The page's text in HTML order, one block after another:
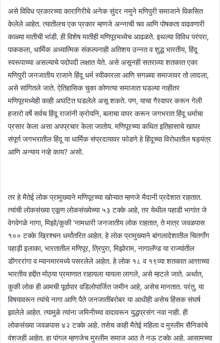
असे विविध प्रकारच्या कारागिरीचे अनेक सुंदर नमुने मणिपुरी समाजाने विकसित
केलेले आहेत. त्यातीलच एक प्रकार म्हणजे अन्नाची चव आणि पोषकता वाढवणारी
काळ्या मातीची भांडी. ही विशेष मातीही मणिपूरमध्येच आढळते. इथल्या विविध परंपरा,
पाककला, धार्मिक अध्यात्मिक संकल्पनाही अतिशय उन्नत व शुद्ध भारतीय, हिंदू
स्वरूपाच्या असल्याचे पदोपदी लक्षात येते. असे असूनही सतराव्या शतकात एका
मणिपुरी जनजातीय राजाने हिंदू धर्म स्वीकारला आणि सगळ्या समाजावर तो लादला,
असे सांगितले जाते. ऐतिहासिक चुका कोणत्या समाजात घडल्या नाहीतर
मणिपूरमध्येही काही अघटित घडलेले असू शकते. पण, याचा गैरवापर करून गेली
हजारो वर्षे सर्वच हिंदू राजांनी क्रोयनि, बलाचा वापर करून जगभरात हिंदू धर्माचा
प्रसार केला असा अपप्रचार केला जातोय. मणिपूरच्या कथित इतिहासाचे खापर
संपूर्ण जगभरातील हिंदू या धार्मिक संप्रदायावर फोडणे हे हिंदूच्या विरोधातील षड्यंत्र
आणि अन्याय नव्हे काय? असो.
तर हे मैतेई लोक प्रामुख्याने मणिपूरच्या खोऱ्यात म्हणजे मैदानी प्रदेशात राहतात.
त्यांची लोकसंख्या एकूण लोकसंख्येच्या ५३ टक्के आहे, तर येथील पहाडी भागांत जे
वेगवेगळे नागा, मिझो/कुकी ‘नामधारी जनजातीय लोक राहतात, ते मात्र जवळपास
१०० टक्के ख्रिश्चन धर्मांतरित आहेत. हे लोक प्रामुख्याने बांगलादेशातील चितगाँग
पहाड़ी इलाका, भारतातील मणिपूर, त्रिपुरा, मिझोराम, नागालॅण्ड या राज्यांतील
डोंगररांगा व म्यानमारमध्ये पसरलेले आहेत. हे लोक १८ व १९व्या शतकात आत्ताच्या
भारतीय हद्दीत मोठ्या प्रमाणात राहायला यायला लागले, असे म्हटले जाते. अर्थात,
कुकी लोक ही आमची पूर्वापार वडिलोपार्जित जमीन आहे, असेच मानतात. परंतु, या
विषयावरून त्यांचे नागा आणि पैते जनजातींबरोबर या आधीही असेच हिंसक संघर्ष
झालेले आहेत. त्यामुळे त्यांना जमिनीच्या वादावरून युद्धप्रसंग नवा नाही. ही
लोकसंख्या जवळपास ४२ टक्के आहे. तसेच काही मैतेई महिला व मुस्लीम सैनिकांचे
वंशजही आहेत. हा पांगल म्हणजेच मुस्लीम समाज आठ ते नऊ टक्के आहे. आसामच्या